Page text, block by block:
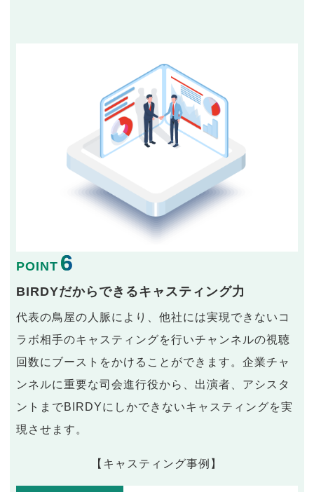
POINT 6
BIRDYだからできるキャスティング力
代表の鳥屋の人脈により、他社には実現できないコ
ラボ相手のキャスティングを行いチャンネルの視聴
回数にブーストをかけることができます。企業チャ
ンネルに重要な司会進行役から、出演者、アシスタ
ントまでBIRDYにしかできないキャスティングを実
現させます。
【キャスティング事例】